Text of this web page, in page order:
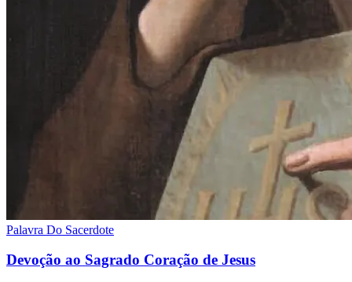
Palavra Do Sacerdote
Devoção ao Sagrado Coração de Jesus